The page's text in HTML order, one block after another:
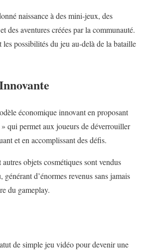
naissance à des mini-jeux, des
des aventures créées par la communauté.
possibilités du jeu au-delà de la bataille
économique innovant en proposant
qui permet aux joueurs de déverrouiller
et en accomplissant des défis.
objets cosmétiques sont vendus
d’énormes revenus sans jamais
du gameplay.
de simple jeu vidéo pour devenir une